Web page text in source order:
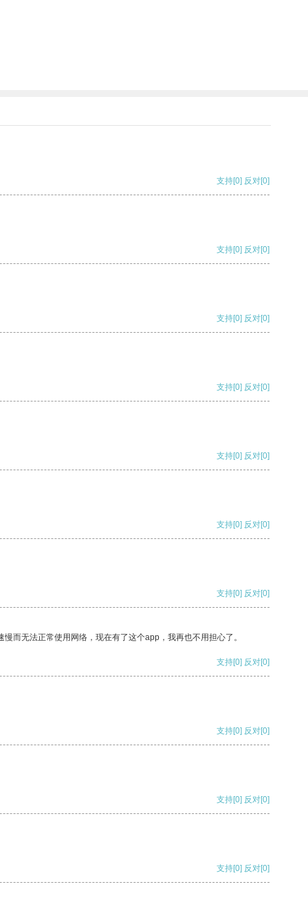
支持[0] 反对[0]
支持[0] 反对[0]
支持[0] 反对[0]
支持[0] 反对[0]
支持[0] 反对[0]
支持[0] 反对[0]
支持[0] 反对[0]
而无法正常使用网络，现在有了这个app，我再也不用担心了。
支持[0] 反对[0]
支持[0] 反对[0]
支持[0] 反对[0]
支持[0] 反对[0]